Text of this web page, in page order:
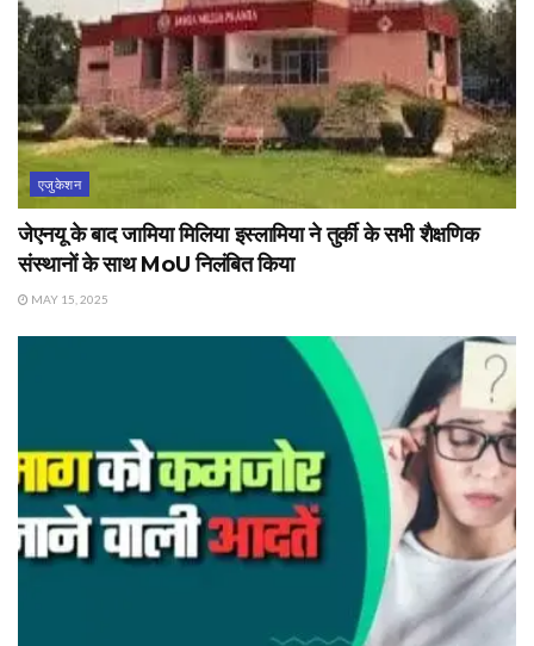
एजुकेशन
जेएनयू के बाद जामिया मिलिया इस्लामिया ने तुर्की के सभी शैक्षणिक
संस्थानों के साथ MoU निलंबित किया
MAY 15, 2025